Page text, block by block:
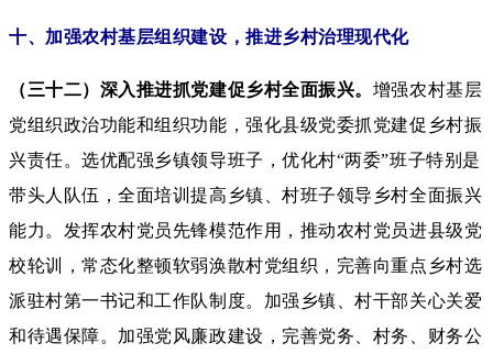
十、加强农村基层组织建设，推进乡村治理现代化
（三十二）深入推进抓党建促乡村全面振兴。 增强农村基层
党组织政治功能和组织功能，强化县级党委抓党建促乡村振
兴责任。选优配强乡镇领导班子，优化村“两委”班子特别是
带头人队伍，全面培训提高乡镇、村班子领导乡村全面振兴
能力。 发挥农村党员先锋模范作用，推动农村党员进县级党
校轮训，常态化整顿软弱涣散村党组织，完善向重点乡村选
派驻村第一书记和工作队制度。 加强乡镇、村干部关心关爱
和待遇保障。 加强党风廉政建设，完善党务、村务、财务公